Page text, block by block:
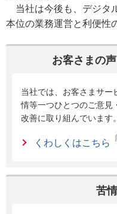
当社は今後も、デジタ
本位の業務運営と利便性
お客さまの
当社では、お客さまサー
情等一つひとつのご意見
改善に取り組んでいます。
くわしくはこちら
苦